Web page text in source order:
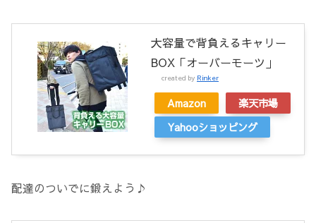
大容量で背負えるキャリー
BOX「オーバーモーツ」
created by Rinker
Amazon
楽天市場
Yahooショッピング
配達のついでに鍛えよう♪